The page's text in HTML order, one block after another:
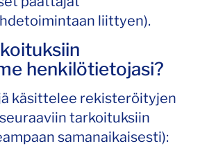
liittyen).
henkilötietojasi?
käsittelee rekisteröityjen
tarkoituksiin
samanaikaisesti):